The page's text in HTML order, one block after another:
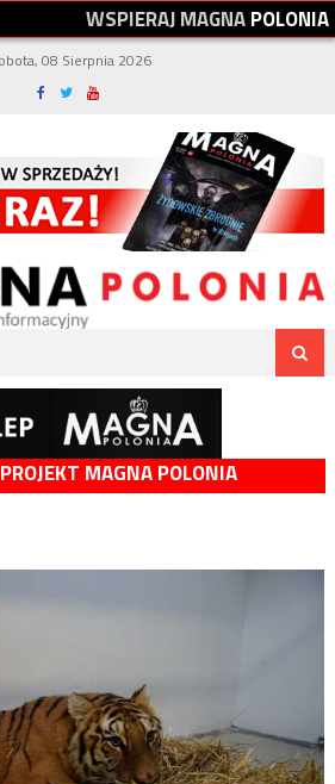
WSPIERAJMAGNAPOLONIA
08 Sierpnia 2026
MAGNA POLONIA